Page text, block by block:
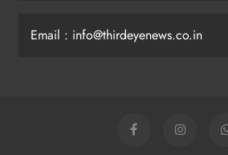
Email : info@thirdeyenews.co.in